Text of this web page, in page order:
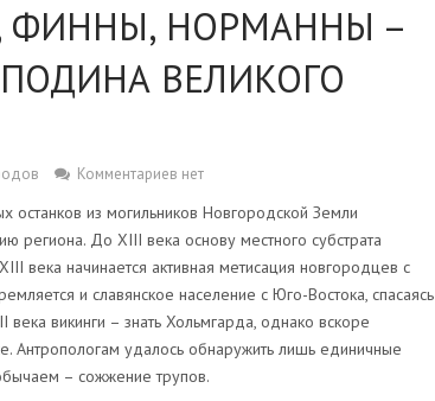
ФИННЫ, НОРМАННЫ –
ВЕЛИКОГО
Комментариев нет
останков из могильников Новгородской Земли
региона. До XIII века основу местного субстрата
века начинается активная метисация новгородцев с
и славянское население с Юго-Востока, спасаясь
викинги – знать Хольмгарда, однако вскоре
Антропологам удалось обнаружить лишь единичные
– сожжение трупов.